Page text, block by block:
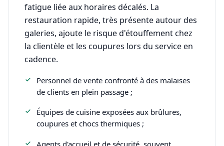
fatigue liée aux horaires décalés. La
restauration rapide, très présente autour des
galeries, ajoute le risque d'étouffement chez
la clientèle et les coupures lors du service en
cadence.
Personnel de vente confronté à des malaises
de clients en plein passage ;
Équipes de cuisine exposées aux brûlures,
coupures et chocs thermiques ;
Agents d'accueil et de sécurité, souvent